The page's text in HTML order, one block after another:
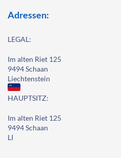
Adressen:
LEGAL:
Im alten Riet 125
9494 Schaan
Liechtenstein
HAUPTSITZ:
Im alten Riet 125
9494 Schaan
LI